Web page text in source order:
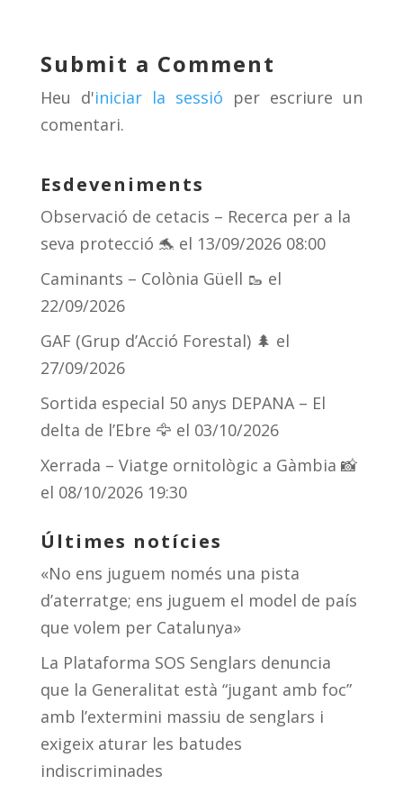
y d
s
a
m
ar
te
ix
Submit a Comment
Heu d'iniciar la sessió per escriure un
comentari.
Esdeveniments
Observació de cetacis – Recerca per a la
seva protecció 🐬 el 13/09/2026 08:00
Caminants – Colònia Güell 🥾 el
22/09/2026
GAF (Grup d’Acció Forestal) 🌲 el
27/09/2026
Sortida especial 50 anys DEPANA – El
delta de l’Ebre 🦅 el 03/10/2026
Xerrada – Viatge ornitològic a Gàmbia 📸
el 08/10/2026 19:30
Últimes notícies
«No ens juguem només una pista
d’aterratge; ens juguem el model de país
que volem per Catalunya»
La Plataforma SOS Senglars denuncia
que la Generalitat està “jugant amb foc”
amb l’extermini massiu de senglars i
exigeix aturar les batudes
indiscriminades